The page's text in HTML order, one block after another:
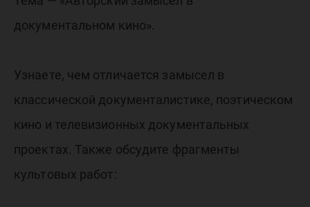
документальном кино».
Узнаете, чем отличается замысел в
классической документалистике, поэтическом
кино и телевизионных документальных
проектах. Также обсудите фрагменты
культовых работ: